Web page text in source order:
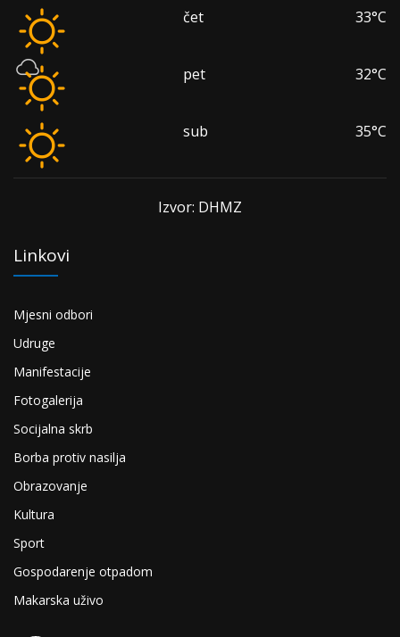
čet 33°C
pet 32°C
sub 35°C
Izvor: DHMZ
Linkovi
Mjesni odbori
Udruge
Manifestacije
Fotogalerija
Socijalna skrb
Borba protiv nasilja
Obrazovanje
Kultura
Sport
Gospodarenje otpadom
Makarska uživo